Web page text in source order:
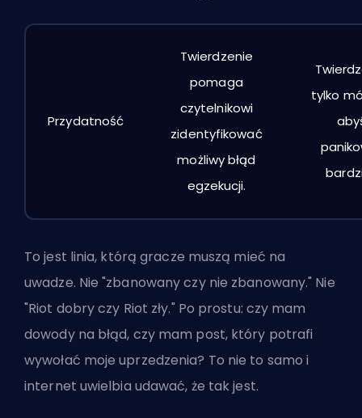
Przydatność
Twierdzenie
pomaga
czytelnikowi
zidentyfikować
możliwy błąd
egzekucji.
tylko
To jest linia, którą gracze muszą mieć na
uwadze. Nie "zbanowany czy nie zbanowany." Nie
"Riot dobry czy Riot zły." Po prostu: czy mam
dowody na błąd, czy mam post, który potrafi
wywołać moje uprzedzenia? To nie to samo i
internet uwielbia udawać, że tak jest.